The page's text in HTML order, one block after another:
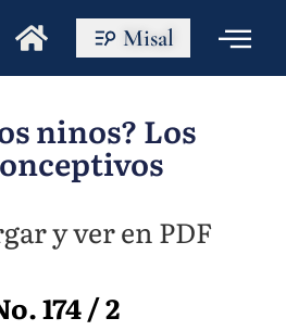
Misal
ninos? Los
y ver en PDF
174 / 2